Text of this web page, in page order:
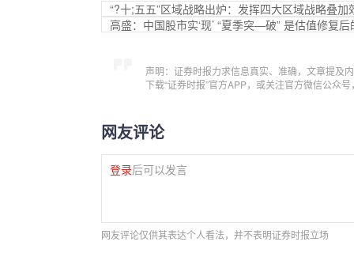
“?十;五五”区域战略出炉：发挥四大区域战略叠
高盛：中国股市实‘现’ “夏季突—破” 是估值修复
声明：证券时报力求信息真实、准确，文章提及
下载“证券时报”官方APP，或关注官方微信公众
网友评论
登录后可以发言
网友评论仅供其表达个人看法，并不表明证券时报立场